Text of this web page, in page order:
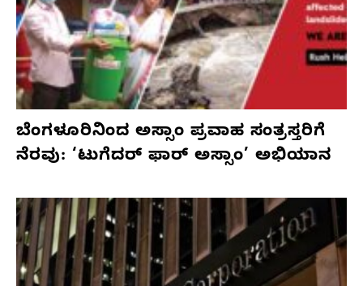
ಬೆಂಗಳೂರಿನಿಂದ ಅಸ್ಸಾಂ ಪ್ರವಾಹ ಸಂತ್ರಸ್ತರಿಗೆ
ನೆರವು: ‘ಟುಗೆದರ್ ಫಾರ್ ಅಸ್ಸಾಂ’ ಅಭಿಯಾನ